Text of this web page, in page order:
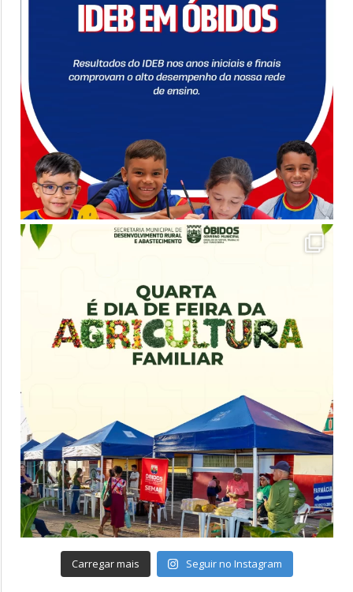
Carregar mais Seguir no Instagram